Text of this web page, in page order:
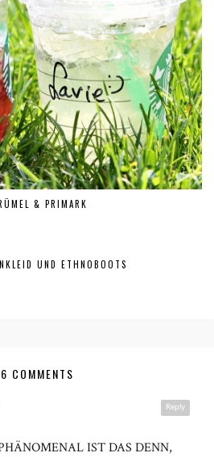
& PRIMARK
UND ETHNOBOOTS
COMMENTS
Reply
IST DAS DENN,